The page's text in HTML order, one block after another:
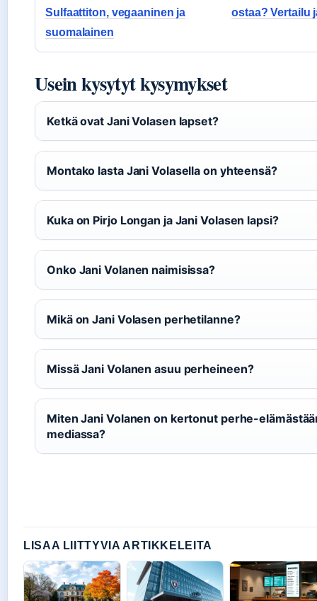
Sulfaattiton, vegaaninen ja
suomalainen
ostaa? Vertailu
Usein kysytyt kysymykset
Ketkä ovat Jani Volasen lapset?
Montako lasta Jani Volasella on yhteensä?
Kuka on Pirjo Longan ja Jani Volasen lapsi?
Onko Jani Volanen naimisissa?
Mikä on Jani Volasen perhetilanne?
Missä Jani Volanen asuu perheineen?
Miten Jani Volanen on kertonut perhe-
mediassa?
LISAA LIITTYVIA ARTIKKELEITA